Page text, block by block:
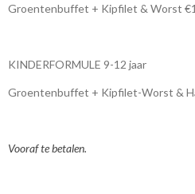
Groentenbuffet + Kipfilet & Worst
KINDERFORMULE 9-12 jaar
Groentenbuffet + Kipfilet-Worst &
Vooraf te betalen.